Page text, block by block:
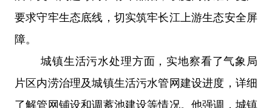
要求守牢生态底线，切实筑牢长江上游生态安全屏
障。
城镇生活污水处理方面，实地察看了气象局
片区内涝治理及城镇生活污水管网建设进度，详细
了解管网铺设和调蓄池建设等情况。他强调，城镇